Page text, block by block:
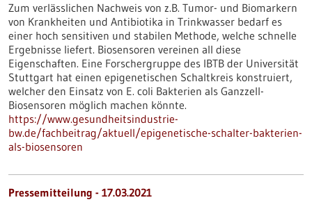
Zum verlässlichen Nachweis von z.B. Tumor- und Biomarkern
von Krankheiten und Antibiotika in Trinkwasser bedarf es
einer hoch sensitiven und stabilen Methode, welche schnelle
Ergebnisse liefert. Biosensoren vereinen all diese
Eigenschaften. Eine Forschergruppe des IBTB der Universität
Stuttgart hat einen epigenetischen Schaltkreis konstruiert,
welcher den Einsatz von E. coli Bakterien als Ganzzell-
Biosensoren möglich machen könnte.
https://www.gesundheitsindustrie-
bw.de/fachbeitrag/aktuell/epigenetische-schalter-bakterien-
als-biosensoren
Pressemitteilung - 17.03.2021